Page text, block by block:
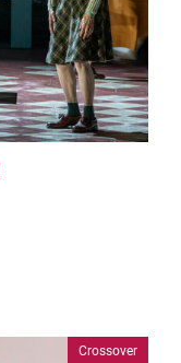
Crossover